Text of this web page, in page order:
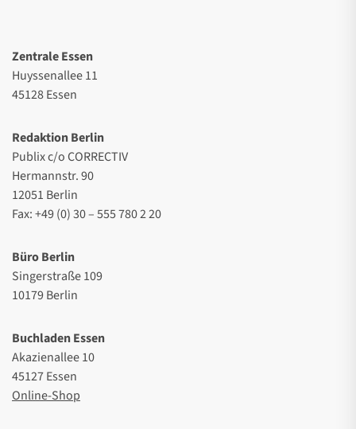
Zentrale Essen
Huyssenallee 11
45128 Essen
Redaktion Berlin
Publix c/o CORRECTIV
Hermannstr. 90
12051 Berlin
Fax: +49 (0) 30 – 555 780 2 20
Büro Berlin
Singerstraße 109
10179 Berlin
Buchladen Essen
Akazienallee 10
45127 Essen
Online-Shop